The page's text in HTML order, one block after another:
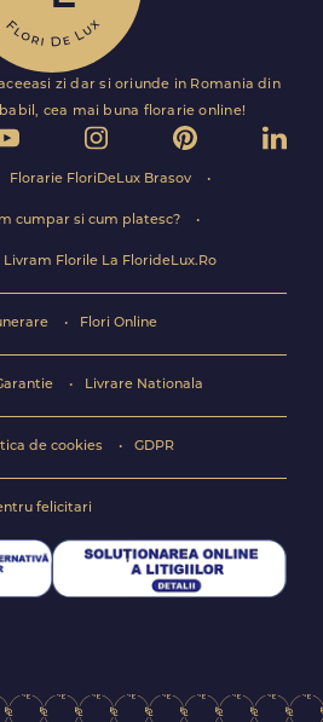
zi dar si oriunde in Romania din
cea mai buna florarie online!
Florarie FloriDeLux Brasov
cumpar si cum platesc?
Livram Florile La FlorideLux.Ro
Flori Online
Livrare Nationala
de cookies GDPR
felicitari